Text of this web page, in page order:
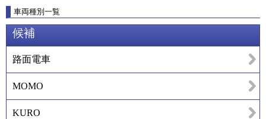
車両種別一覧
候補
路面電車
MOMO
KURO